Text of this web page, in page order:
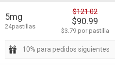
5mg
24pastillas
$121.02
$90.99
$3.79 por pastilla
10% para pedidos siguientes